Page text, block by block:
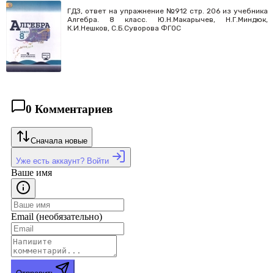
ГДЗ, ответ на упражнение №912 стр. 206 из учебника
Алгебра. 8 класс. Ю.Н.Макарычев, Н.Г.Миндюк,
К.И.Нешков, С.Б.Суворова ФГОС